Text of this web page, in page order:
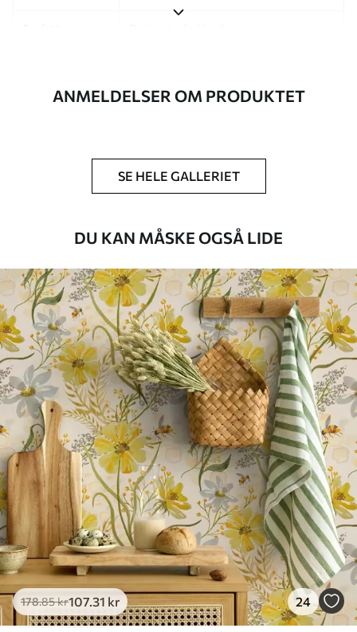
Efterbehandling Halvmat.
med en bredde på op til 50 cm.
muligheder
tapetklæber.
blød svamp. Tapeter med lakfinish kan
rengøres med vand.
Anvendelsesmetode Problemfri anvendelse
Tilgængelige materialer
Standard
365 .00219.00kr/m²
Premium
448 .33 269.00kr/m²
Premium vinyl
516.67310.00kr/m²
ANMELDELSER OM PRODUKTET
SE HELE GALLERIET
DU KAN MÅSKE OGSÅ LIDE
178.85kr107.31 kr 24